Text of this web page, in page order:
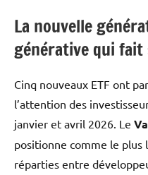
La nouvelle
générative qui fait
Cinq nouveaux ETF ont
l’attention des
janvier et avril 2026. Le
positionne comme le plus
réparties entre